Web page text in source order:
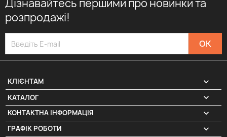
Дізнавайтесь першими про новинки та
розпродажі!
КЛІЄНТАМ 
КАТАЛОГ 
КОНТАКТНА ІНФОРМАЦІЯ keyboard_arrow_down
ГРАФІК РОБОТИ keyboard_arrow_down